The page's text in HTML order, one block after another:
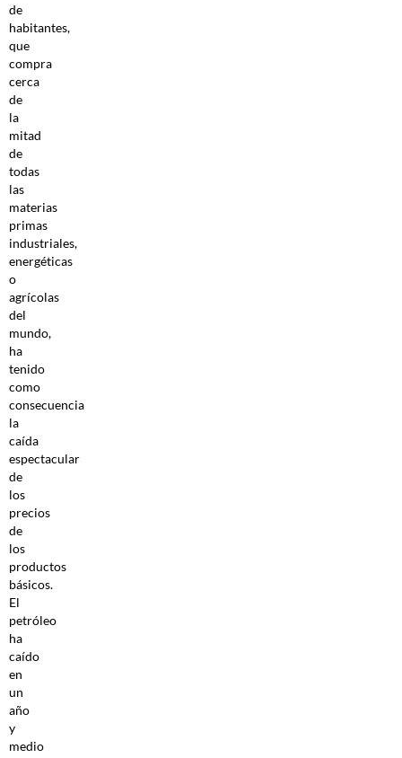
de
habitantes,
que
compra
cerca
de
la
mitad
de
todas
las
materias
primas
industriales,
energéticas
o
agrícolas
del
mundo,
ha
tenido
como
consecuencia
la
caída
espectacular
de
los
precios
de
los
productos
básicos.
El
petróleo
ha
caído
en
un
año
y
medio